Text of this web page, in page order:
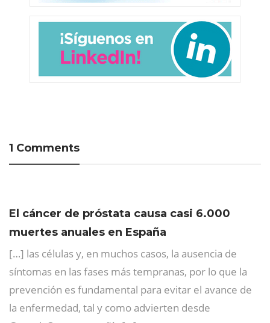
1 Comments
El cáncer de próstata causa casi 6.000
muertes anuales en España
[…] las células y, en muchos casos, la ausencia de
síntomas en las fases más tempranas, por lo que la
prevención es fundamental para evitar el avance de
la enfermedad, tal y como advierten desde